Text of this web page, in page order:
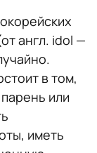
англ. idol —
в том,
или
иметь